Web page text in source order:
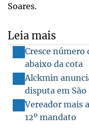
Soares.
Leia mais
Cresce número
abaixo da cota
Alckmin
disputa em São
Vereador mais
12º mandato